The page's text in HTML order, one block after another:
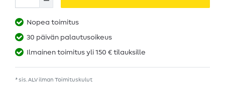
Nopea toimitus
30 päivän palautusoikeus
Ilmainen toimitus yli 150 € tilauksille
* sis. ALV ilman Toimituskulut